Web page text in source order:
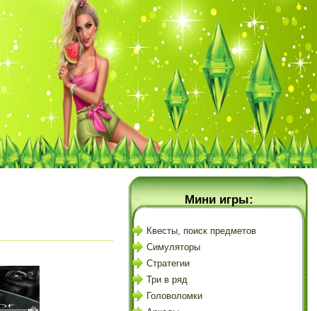
Мини игры:
Квесты, поиск предметов
Симуляторы
Стратегии
Три в ряд
Головоломки